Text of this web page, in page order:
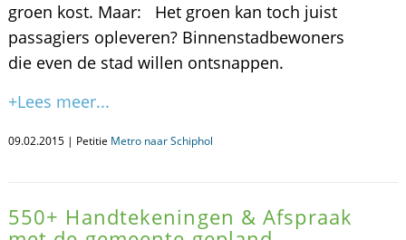
groen kost. Maar: Het groen kan toch juist
passagiers opleveren? Binnenstadbewoners
die even de stad willen ontsnappen.
+Lees meer...
09.02.2015 | Petitie Metro naar Schiphol
550+ Handtekeningen & Afspraak